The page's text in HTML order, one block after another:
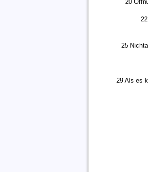
20
25
29 Als es